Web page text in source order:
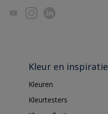
Kleur en inspiratie
Kleuren
Kleurtesters